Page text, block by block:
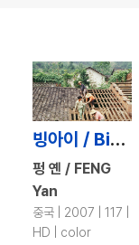
빙아이 / Bingai
펑 옌 / FENG
Yan
중국 | 2007 | 117 |
HD | color